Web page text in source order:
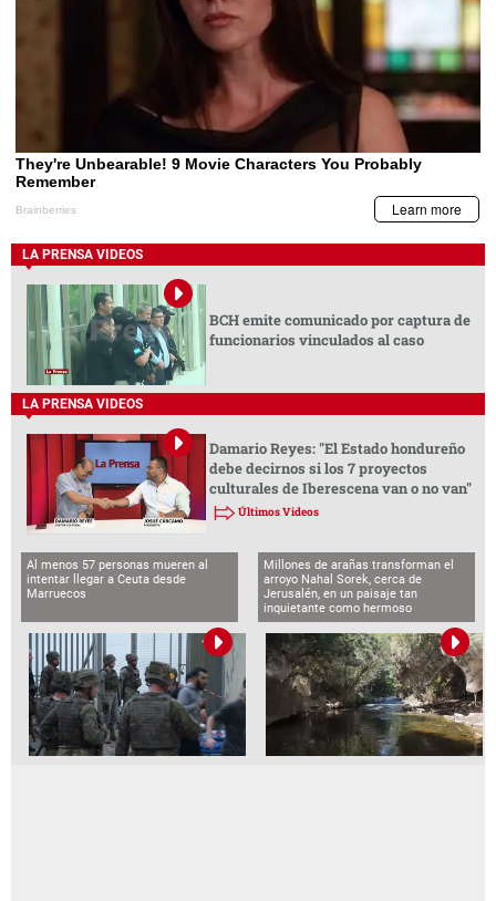
LA PRENSA VIDEOS
BCH emite comunicado por captura de
funcionarios vinculados al caso
LA PRENSA VIDEOS
Damario Reyes: "El Estado hondureño
debe decirnos si los 7 proyectos
culturales de Iberescena van o no van"
Últimos Videos
Al menos 57 personas mueren al
intentar llegar a Ceuta desde
Marruecos
Millones de arañas transforman el
arroyo Nahal Sorek, cerca de
Jerusalén, en un paisaje tan
inquietante como hermoso